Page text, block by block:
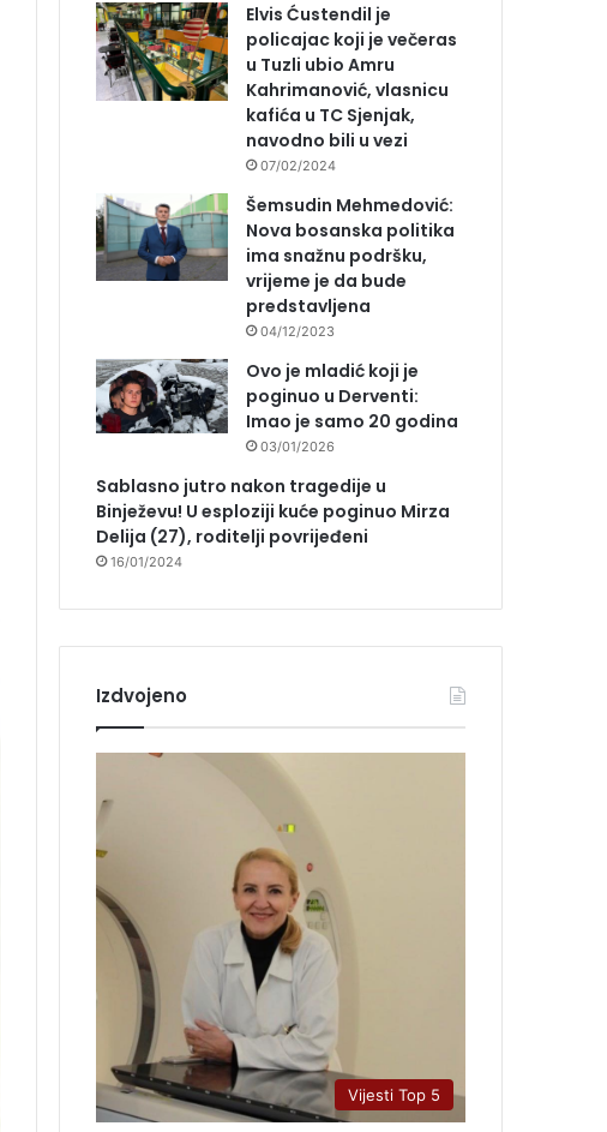
Elvis Ćustendil je
policajac koji je večeras
u Tuzli ubio Amru
Kahrimanović, vlasnicu
kafića u TC Sjenjak,
navodno bili u vezi
07/02/2024
Šemsudin Mehmedović:
Nova bosanska politika
ima snažnu podršku,
vrijeme je da bude
predstavljena
04/12/2023
Ovo je mladić koji je
poginuo u Derventi:
Imao je samo 20 godina
03/01/2026
Sablasno jutro nakon tragedije u
Binježevu! U esploziji kuće poginuo Mirza
Delija (27), roditelji povrijeđeni
16/01/2024
Izdvojeno
Vijesti Top 5